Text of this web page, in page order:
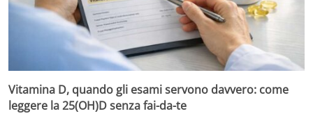
Vitamina D, quando gli esami servono davvero: come
leggere la 25(OH)D senza fai-da-te